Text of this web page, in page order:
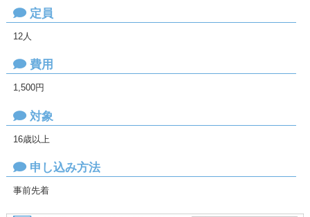
定員
12人
費用
1,500円
対象
16歳以上
申し込み方法
事前先着